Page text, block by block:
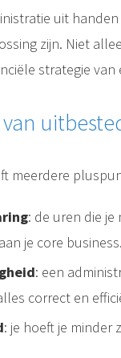
uit
zijn. Niet
strategie van
meerdere
: de uren die
je core business.
: een
correct en
: je hoeft je minder